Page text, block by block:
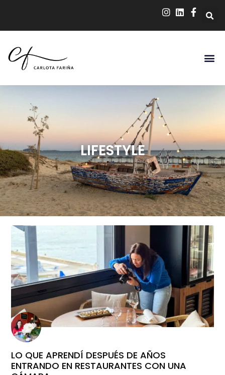
LIFESTYLE
LO QUE APRENDÍ DESPUÉS DE AÑOS
ENTRANDO EN RESTAURANTES CON UNA